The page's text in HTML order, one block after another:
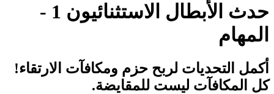
حدث الأبطال الاستثنائيون 1 -
المهام
أكمل التحديات لربح حزم ومكافآت الارتقاء!
كل المكافآت ليست للمقايضة.